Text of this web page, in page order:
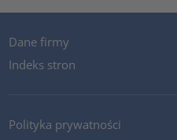
Dane firmy
Indeks stron
Polityka prywatności